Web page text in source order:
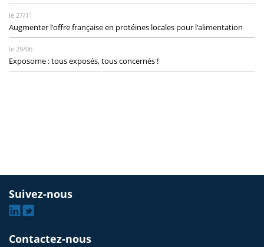
le 27/11
Augmenter l’offre française en protéines locales pour l’alimentation
le 29/06
Exposome : tous exposés, tous concernés !
Suivez-nous
Linkedin
Contactez-nous